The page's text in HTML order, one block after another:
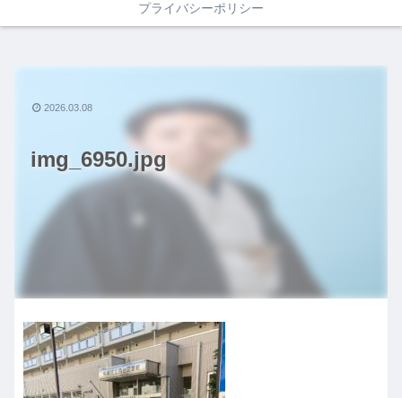
プライバシーポリシー
img_6950.jpg
2026.03.08